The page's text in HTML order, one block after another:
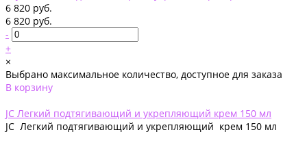
6 820 руб.
6 820 руб.
-
+
×
Выбрано максимальное количество, доступное для заказа
В корзину
JC Легкий подтягивающий и укрепляющий крем 150 мл
JC Легкий подтягивающий и укрепляющий крем 150 мл